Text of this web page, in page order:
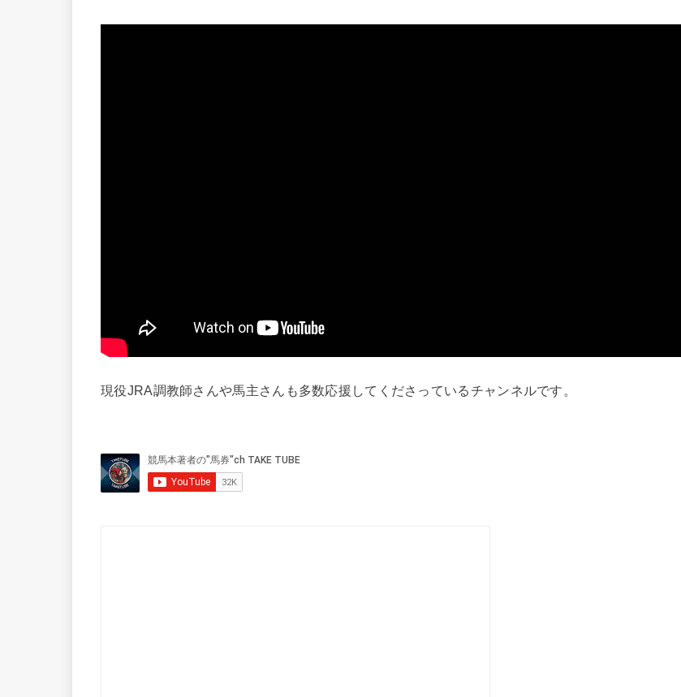
現役JRA調教師さんや馬主さんも多数応援してくださっているチャンネルです。